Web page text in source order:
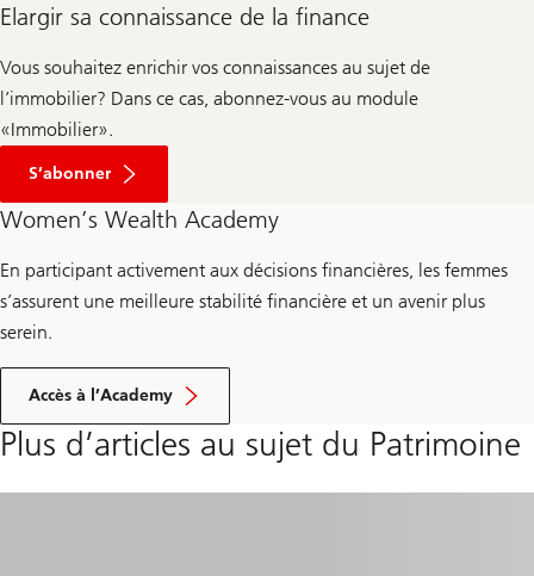
r
v
r
e
c
l
i
m
a
t
6
é
a
e
s
Elargir sa connaissance de la finance
Vous souhaitez enrichir vos connaissances au sujet de
l’immobilier? Dans ce cas, abonnez-vous au module
«Immobilier».
S’abonner
Women’s Wealth Academy
En participant activement aux décisions financières, les femmes
s’assurent une meilleure stabilité financière et un avenir plus
serein.
Accès à l’Academy
Plus d’articles au sujet du Patrimoine